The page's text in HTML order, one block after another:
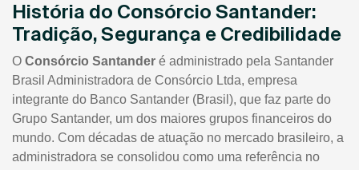
História do Consórcio Santander:
Tradição, Segurança e Credibilidade
O Consórcio Santander é administrado pela Santander
Brasil Administradora de Consórcio Ltda, empresa
integrante do Banco Santander (Brasil), que faz parte do
Grupo Santander, um dos maiores grupos financeiros do
mundo. Com décadas de atuação no mercado brasileiro, a
administradora se consolidou como uma referência no